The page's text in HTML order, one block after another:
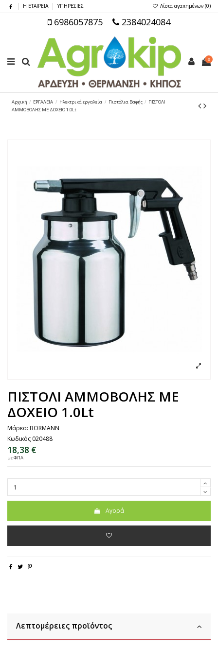
Η ΕΤΑΙΡΕΙΑ ΥΠΗΡΕΣΙΕΣ Λίστα αγαπημένων (0)
6986057875 2384024084
0
Αρχική ΕΡΓΑΛΕΙΑ Ηλεκτρικά εργαλεία Πιστόλια Βαφής
ΠΙΣΤΟΛΙ
ΑΜΜΟΒΟΛΗΣ ΜΕ ΔΟΧΕΙΟ 1.0Lt
ΠΙΣΤΟΛΙ ΑΜΜΟΒΟΛΗΣ ΜΕ
ΔΟΧΕΙΟ 1.0Lt
Μάρκα: BORMANN
Κωδικός 020488
18,38 €
με ΦΠΑ
Αγορά
Λεπτομέρειες προϊόντος